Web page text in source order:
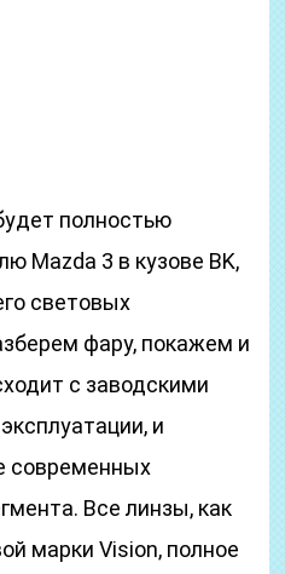
полностью
Mazda 3 в кузове BK,
световых
фару, покажем и
с заводскими
и
современных
Все линзы, как
марки Vision, полное